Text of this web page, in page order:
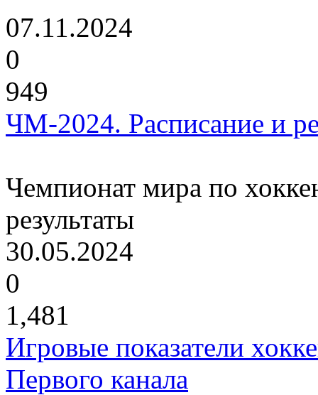
07.11.2024
0
949
ЧМ-2024. Расписание и
Чемпионат мира по
результаты
30.05.2024
0
1,481
Игровые показатели
Первого канала